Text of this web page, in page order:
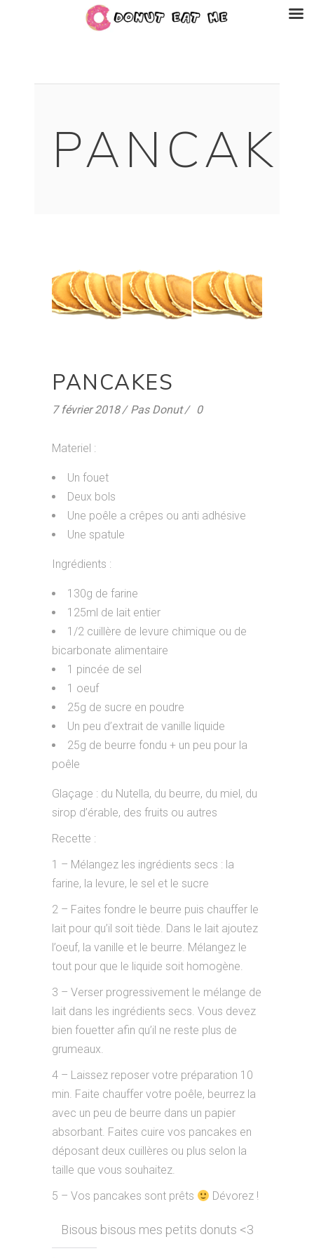
PANCAKES
7 février 2018 Pas Donut 0
Materiel :
Un fouet
Deux bols
Une poêle a crêpes ou anti adhésive
Une spatule
Ingrédients :
130g de farine
125ml de lait entier
1/2 cuillère de levure chimique ou de
bicarbonate alimentaire
1 pincée de sel
1 oeuf
25g de sucre en poudre
Un peu d’extrait de vanille liquide
25g de beurre fondu + un peu pour la
poêle
Glaçage : du Nutella, du beurre, du miel, du
sirop d’érable, des fruits ou autres
Recette :
1 – Mélangez les ingrédients secs : la
farine, la levure, le sel et le sucre
2 – Faites fondre le beurre puis chauffer le
lait pour qu’il soit tiède. Dans le lait ajoutez
l’oeuf, la vanille et le beurre. Mélangez le
tout pour que le liquide soit homogène.
3 – Verser progressivement le mélange de
lait dans les ingrédients secs. Vous devez
bien fouetter afin qu’il ne reste plus de
grumeaux.
4 – Laissez reposer votre préparation 10
min. Faite chauffer votre poêle, beurrez la
avec un peu de beurre dans un papier
absorbant. Faites cuire vos pancakes en
déposant deux cuillères ou plus selon la
taille que vous souhaitez.
5 – Vos pancakes sont prêts
Dévorez !
Bisous bisous mes petits donuts <3